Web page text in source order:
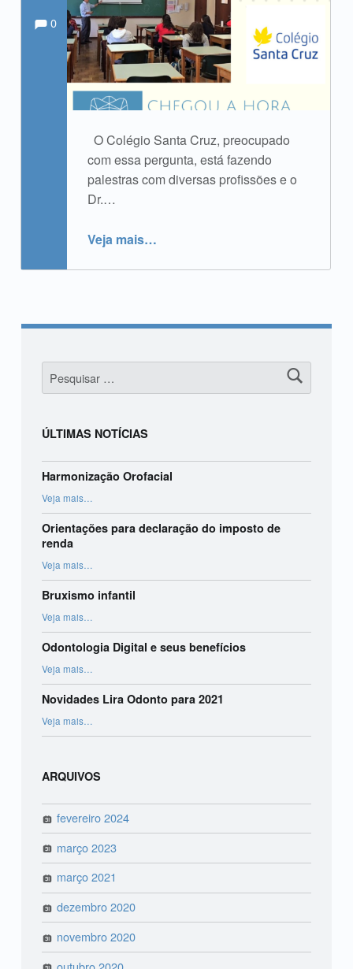
O Colégio Santa Cruz, preocupado
com essa pergunta, está fazendo
palestras com diversas profissões e o
Dr.…
Veja mais…
Escrito por:Comentários:
Comments:
0
Pesquisar por:
ÚLTIMAS NOTÍCIAS
Harmonização Orofacial
Veja mais…
Orientações para declaração do imposto de
renda
Veja mais“Orientações para declaração do imposto de renda”
…
Bruxismo infantil
Veja mais…
Odontologia Digital e seus benefícios
Veja mais…
Novidades Lira Odonto para 2021
Veja mais…
ARQUIVOS
fevereiro 2024
março 2023
março 2021
dezembro 2020
novembro 2020